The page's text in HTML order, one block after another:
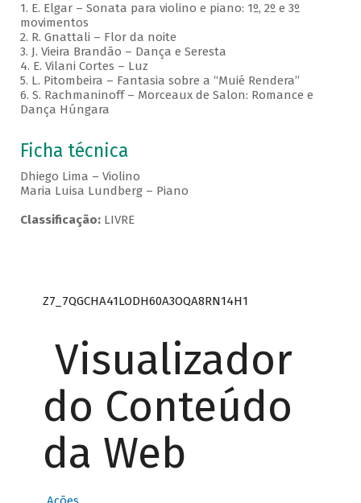
1. E. Elgar – Sonata para violino e piano: 1º, 2º e 3º
movimentos
2. R. Gnattali – Flor da noite
3. J. Vieira Brandão – Dança e Seresta
4. E. Vilani Cortes – Luz
5. L. Pitombeira – Fantasia sobre a “Muié Rendera”
6. S. Rachmaninoff – Morceaux de Salon: Romance e
Dança Húngara
Ficha técnica
Dhiego Lima – Violino
Maria Luisa Lundberg – Piano
Classificação:LIVRE
Z7_7QGCHA41LODH60A3OQA8RN14H1
Visualizador
do Conteúdo
da Web